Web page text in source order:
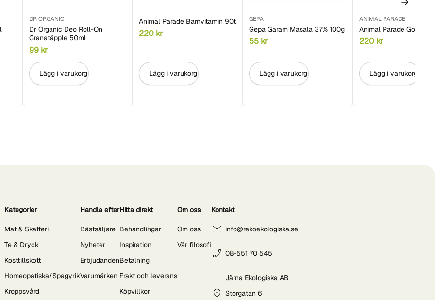
DR ORGANIC
Dr Organic Deo Roll-On
Granatäpple 50ml
99 kr
Lägg i varukorg
Animal Parade Barnvitamin 90t
220 kr
Lägg i varukorg
GEPA
Gepa Garam Masala 37% 100g
55 kr
Lägg i varukorg
ANIMAL PARADE
Animal Parade Gold 60t
220 kr
Lägg i varukorg
Kategorier
Mat & Skafferi
Te & Dryck
Kosttillskott
Homeopatiska/Spagyrik
Kroppsvård
Handla efter
Bästsäljare
Nyheter
Erbjudanden
Varumärken
Hitta direkt
Behandlingar
Inspiration
Betalning
Frakt och leverans
Köpvillkor
Om oss
Om oss
Vår filosofi
Kontakt
info@rekoekologiska.se
08-551 70 545
Järna Ekologiska AB
Storgatan 6